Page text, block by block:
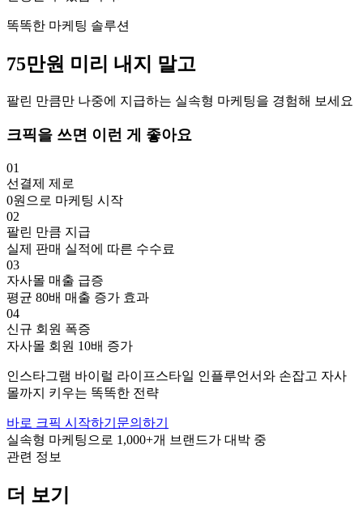
똑똑한 마케팅 솔루션
75만원 미리 내지 말고
팔린 만큼만 나중에 지급하는 실속형 마케팅을 경험해 보세요
크픽을 쓰면 이런 게 좋아요
01
선결제 제로
0원으로 마케팅 시작
02
팔린 만큼 지급
실제 판매 실적에 따른 수수료
03
자사몰 매출 급증
평균 80배 매출 증가 효과
04
신규 회원 폭증
자사몰 회원 10배 증가
인스타그램 바이럴 라이프스타일 인플루언서와 손잡고 자사
몰까지 키우는 똑똑한 전략
바로 크픽 시작하기 문의하기
실속형 마케팅으로 1,000+개 브랜드가 대박 중
관련 정보
더 보기